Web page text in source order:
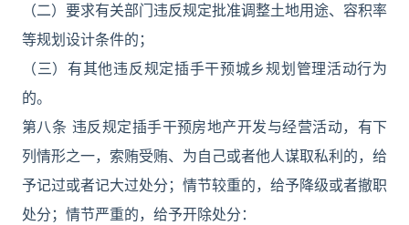
（二）要求有关部门违反规定批准调整土地用途、容积率
等规划设计条件的；
（三）有其他违反规定插手干预城乡规划管理活动行为
的。
第八条 违反规定插手干预房地产开发与经营活动，有下
列情形之一，索贿受贿、为自己或者他人谋取私利的，给
予记过或者记大过处分；情节较重的，给予降级或者撤职
处分；情节严重的，给予开除处分：